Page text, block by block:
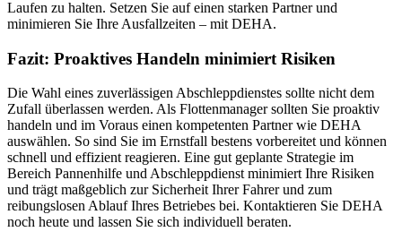
Laufen zu halten. Setzen Sie auf einen starken Partner und
minimieren Sie Ihre Ausfallzeiten – mit DEHA.
Fazit: Proaktives Handeln minimiert Risiken
Die Wahl eines zuverlässigen Abschleppdienstes sollte nicht dem
Zufall überlassen werden. Als Flottenmanager sollten Sie proaktiv
handeln und im Voraus einen kompetenten Partner wie DEHA
auswählen. So sind Sie im Ernstfall bestens vorbereitet und können
schnell und effizient reagieren. Eine gut geplante Strategie im
Bereich Pannenhilfe und Abschleppdienst minimiert Ihre Risiken
und trägt maßgeblich zur Sicherheit Ihrer Fahrer und zum
reibungslosen Ablauf Ihres Betriebes bei. Kontaktieren Sie DEHA
noch heute und lassen Sie sich individuell beraten.